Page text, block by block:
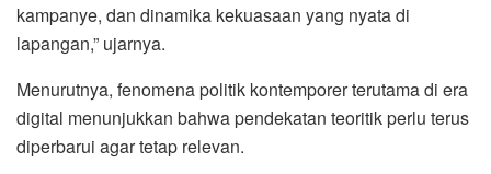
kampanye, dan dinamika kekuasaan yang nyata di
lapangan,” ujarnya.
Menurutnya, fenomena politik kontemporer terutama di era
digital menunjukkan bahwa pendekatan teoritik perlu terus
diperbarui agar tetap relevan.